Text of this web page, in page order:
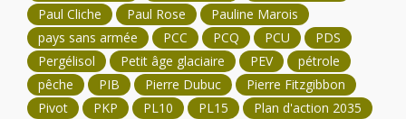
Paul Cliche
Paul Rose
Pauline Marois
pays sans armée
PCC PCQ PCU
PDS
Pergélisol
Petit âge glaciaire PEV
pétrole
pêche
PIB Pierre Dubuc
Pierre Fitzgibbon
Pivot
PKP PL10 PL15
Plan d'action 2035